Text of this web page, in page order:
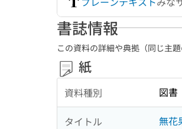
書誌情報
この資料の詳細や典拠（同じ主
紙
資料種別 図書
タイトル 無花